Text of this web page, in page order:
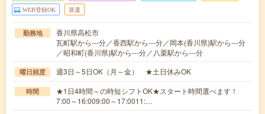
WEB登録OK 派遣
勤務地
香川県高松市
瓦町駅から---分／香西駅から---分／岡本(香川県)駅から---分
／昭和町(香川県)駅から---分／八栗駅から---分
曜日頻度 週3日～5日OK（月～金） ★土日休みOK
時間
★1日4時間～の時短シフトOK★スタート時間選べます！
7:00～16:009:00～17:0011:…